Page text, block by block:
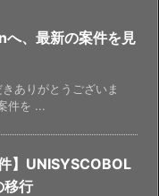
、最新の案件を見
ありがとうございま
件を ...
】UNISYSCOBOL
移行